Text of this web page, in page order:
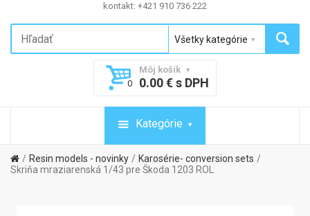
kontakt: +421 910 736 222
Môj košík
0
0.00 € s DPH
Kategórie
Resin models - novinky
Karosérie- conversion sets
Skriňa mraziarenská 1/43 pre Škoda 1203 ROL